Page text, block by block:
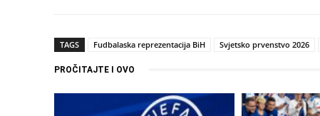
TAGS Fudbalaska reprezentacija BiH Svjetsko prvenstvo 2026
PROČITAJTE I OVO